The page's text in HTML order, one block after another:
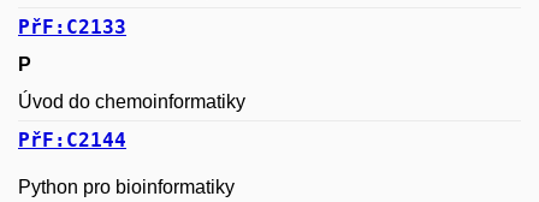
PřF:C2133
P
Úvod do chemoinformatiky
PřF:C2144
Python pro bioinformatiky